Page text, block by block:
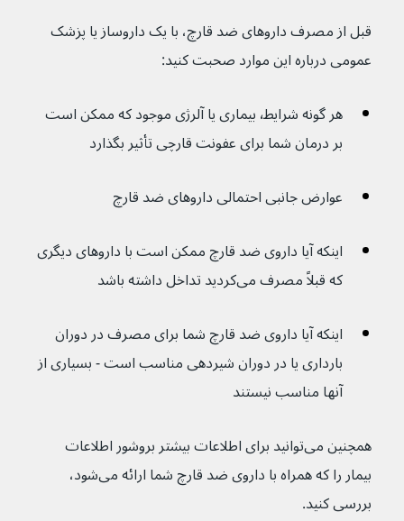
قبل از مصرف داروهای ضد قارچ، با یک داروساز یا پزشک
عمومی درباره این موارد صحبت کنید:
هر گونه شرایط٬ بیماری یا آلرژی موجود که ممکن است
بر درمان شما برای عفونت قارچی تأثیر بگذارد
عوارض جانبی احتمالی داروهای ضد قارچ
اینکه آیا داروی ضد قارچ ممکن است با داروهای دیگری
که قبلاً مصرف می‌کردید تداخل داشته باشد
اینکه آیا داروی ضد قارچ شما برای مصرف در دوران
بارداری یا در دوران شیردهی مناسب است - بسیاری از
آنها مناسب نیستند
همچنین می‌توانید برای اطلاعات بیشتر بروشور اطلاعات
بیمار را که همراه با داروی ضد قارچ شما ارائه می‌شود،
بررسی کنید.